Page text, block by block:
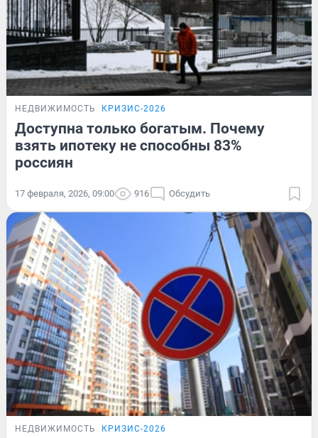
НЕДВИЖИМОСТЬ КРИЗИС-2026
Доступна только богатым. Почему
взять ипотеку не способны 83%
россиян
17 февраля, 2026, 09:00 916 Обсудить
НЕДВИЖИМОСТЬ КРИЗИС-2026